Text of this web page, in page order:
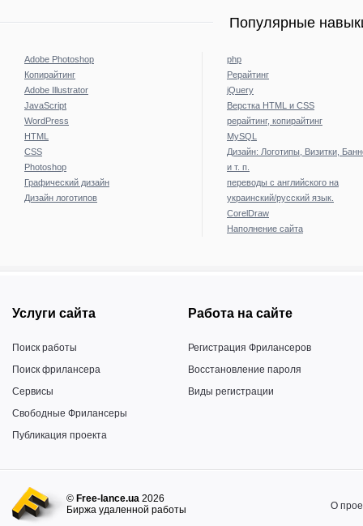
Популярные
Adobe Photoshop
Копирайтинг
Adobe Illustrator
JavaScript
WordPress
HTML
CSS
Photoshop
Графический дизайн
Дизайн логотипов
php
Рерайтинг
jQuery
Верстка HTML и CSS
рерайтинг, копирайтинг
MySQL
Дизайн: Логотипы, Визитки,
и т. п.
переводы с английского на
украинский/русский язык.
CorelDraw
Наполнение сайта
Услуги сайта
Поиск работы
Поиск фрилансера
Сервисы
Свободные Фрилансеры
Публикация проекта
Работа на сайте
Регистрация Фрилансеров
Восстановление пароля
Виды регистрации
© Free-lance.ua 2026
Биржа удаленной работы
О